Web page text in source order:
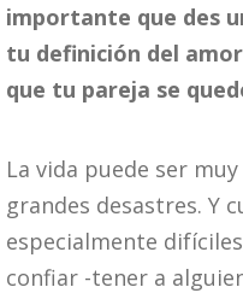
importante que des
tu definición del
que tu pareja se
La vida puede ser
grandes desastres. Y
especialmente
confiar -tener a